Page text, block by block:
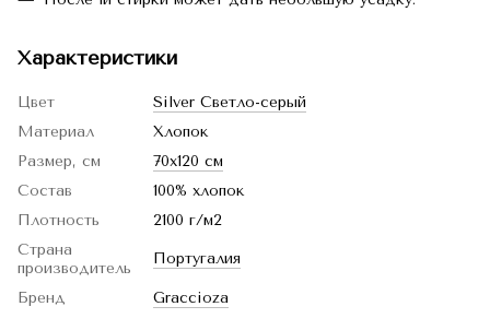
Характеристики
Цвет
Silver Светло-серый
Материал
Хлопок
Размер, см
70x120 см
Состав
100% хлопок
Плотность
2100 г/м2
Страна
производитель
Португалия
Бренд Graccioza